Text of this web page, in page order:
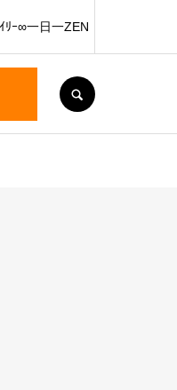
ﾘｰ∞一日一ZEN